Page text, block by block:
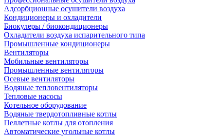
Адсорбционные осушители воздуха
Кондиционеры и охладители
Биокулеры / биокондиционеры
Охладители воздуха испарительного типа
Промышленные кондиционеры
Вентиляторы
Мобильные вентиляторы
Промышленные вентиляторы
Осевые вентиляторы
Водяные тепловентиляторы
Тепловые насосы
Котельное оборудование
Водяные твердотопливные котлы
Пеллетные котлы для отопления
Автоматические угольные котлы